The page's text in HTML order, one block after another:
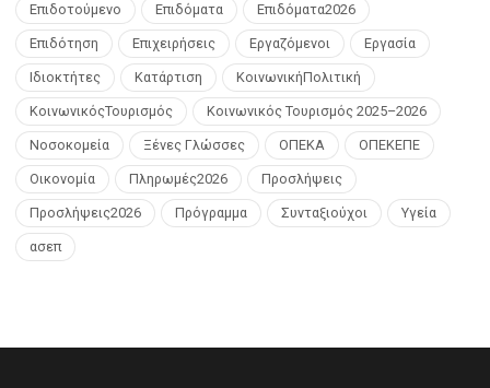
Επιδοτούμενο Επιδόματα Επιδόματα2026
Επιδότηση Επιχειρήσεις Εργαζόμενοι Εργασία
Ιδιοκτήτες Κατάρτιση ΚοινωνικήΠολιτική
ΚοινωνικόςΤουρισμός Κοινωνικός Τουρισμός 2025–2026
Νοσοκομεία Ξένες Γλώσσες ΟΠΕΚΑ ΟΠΕΚΕΠΕ
Οικονομία Πληρωμές2026 Προσλήψεις
Προσλήψεις2026 Πρόγραμμα Συνταξιούχοι Υγεία
ασεπ